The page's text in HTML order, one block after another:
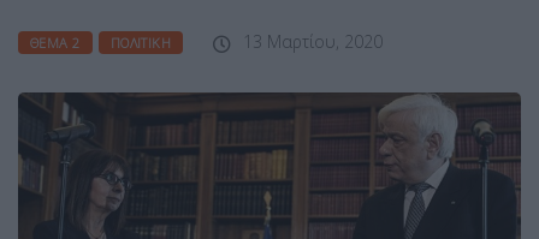
ΘΈΜΑ 2 ΠΟΛΙΤΙΚΉ 13 Μαρτίου, 2020